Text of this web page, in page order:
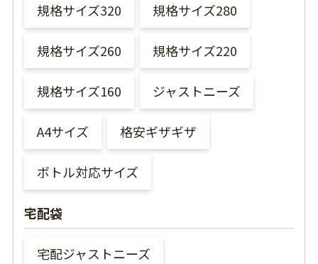
規格サイズ320 規格サイズ280
規格サイズ260 規格サイズ220
規格サイズ160 ジャストニーズ
A4サイズ 格安ギザギザ
ボトル対応サイズ
宅配袋
宅配ジャストニーズ